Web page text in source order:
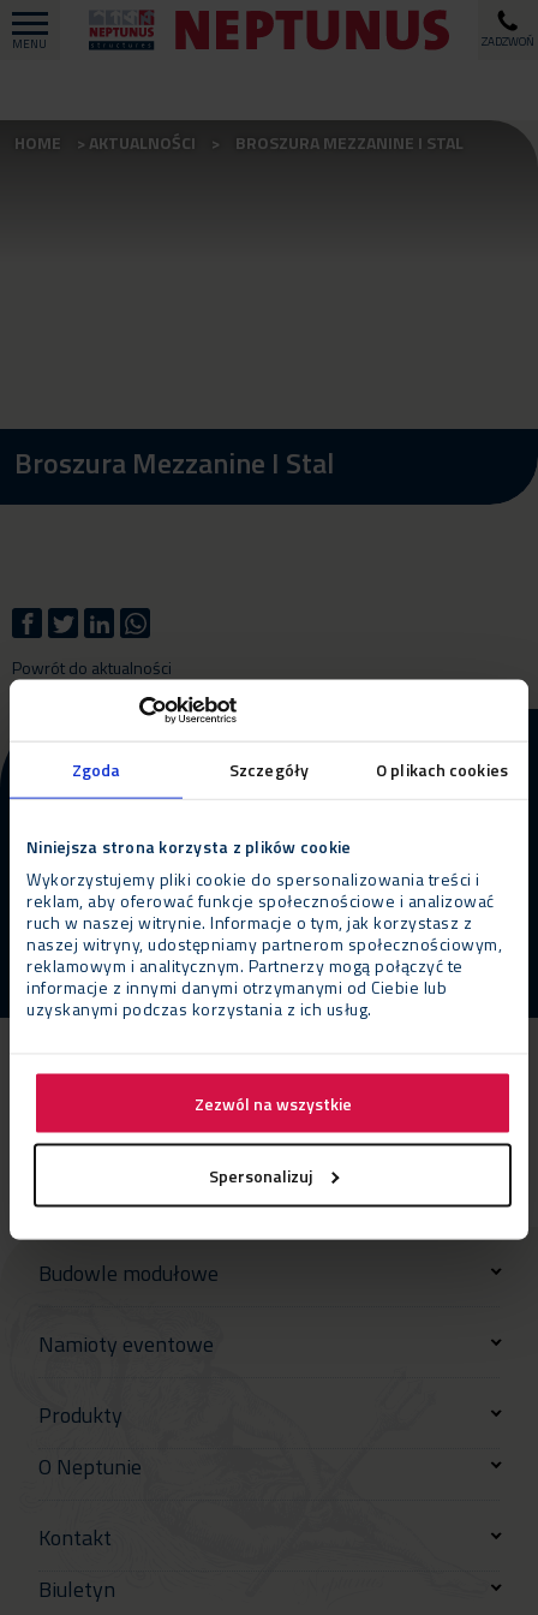
Zgoda Szczegóły O plikach cookies
Niniejsza strona korzysta z plików cookie
Wykorzystujemy pliki cookie do spersonalizowania treści i
reklam, aby oferować funkcje społecznościowe i analizować
ruch w naszej witrynie. Informacje o tym, jak korzystasz z
naszej witryny, udostępniamy partnerom społecznościowym,
reklamowym i analitycznym. Partnerzy mogą połączyć te
informacje z innymi danymi otrzymanymi od Ciebie lub
uzyskanymi podczas korzystania z ich usług.
Zezwól na wszystkie
Spersonalizuj
MENU ZADZWOŃ
HOME AKTUALNOŚCI BROSZURA MEZZANINE I STAL
Broszura Mezzanine I Stal
Powrót do aktualności
Więcej informacji o naszym
produkcie i usługach?
Skontaktuj się z nami
Budowle modułowe
Namioty eventowe
Produkty
O Neptunie
Kontakt
Biuletyn